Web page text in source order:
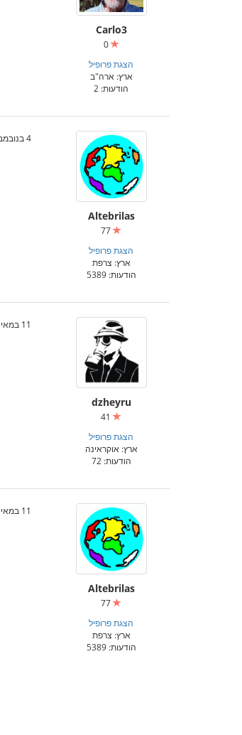
Carlo3
0
הצגת פרופיל
ארץ: ארה"ב
הודעות: 2
Altebrilas
הצגת פרופיל
ארץ: צרפת
הודעות: 5389
4 בנובמבר 2024, 22:31:48
dzheyru
הצגת פרופיל
ארץ: אוקראינה
הודעות: 72
11 במאי 2026, 06:23:49
Altebrilas
הצגת פרופיל
ארץ: צרפת
הודעות: 5389
11 במאי 2026, 13:05:51